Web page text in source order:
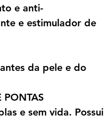
e anti-
e estimulador de
da pele e do
PONTAS
e sem vida. Possui